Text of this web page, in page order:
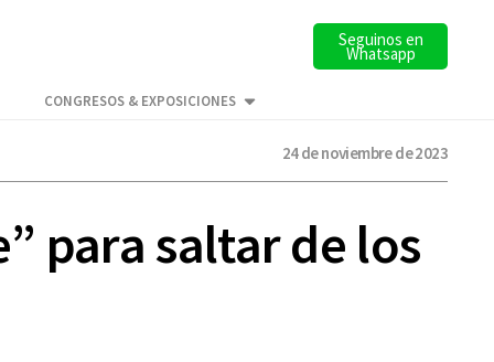
Seguinos en
Whatsapp
CONGRESOS & EXPOSICIONES
24 de noviembre de 2023
para saltar de los